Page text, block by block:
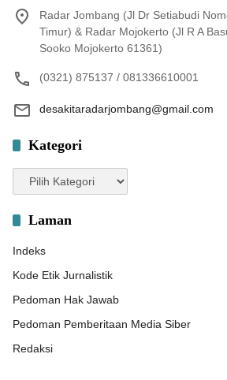
Radar Jombang (Jl Dr Setiabudi
Timur) & Radar Mojokerto (Jl R A
Sooko Mojokerto 61361)
(0321) 875137 / 081336610001
desakitaradarjombang@gmail.com
Kategori
Kategori
Laman
Indeks
Kode Etik Jurnalistik
Pedoman Hak Jawab
Pedoman Pemberitaan Media Siber
Redaksi